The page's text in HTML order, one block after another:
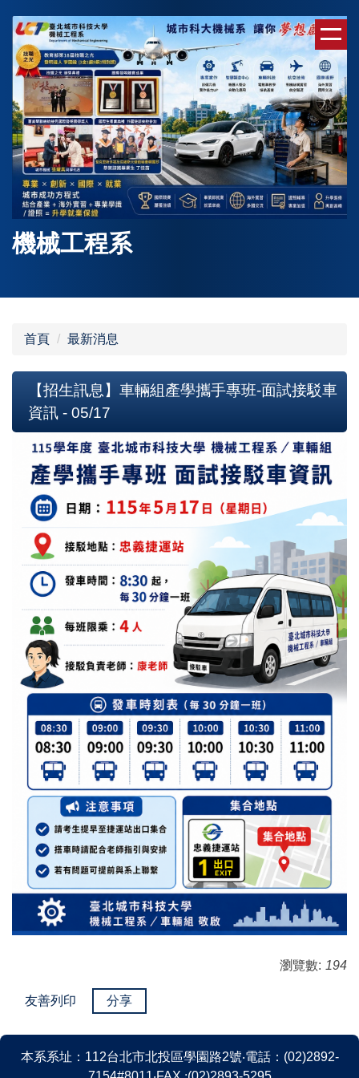
到
主
要
容
區
機械工程系
首頁 最新消息
【招生訊息】車輛組產學攜手專班-面試接駁車
資訊 - 05/17
瀏覽數: 194
友善列印 分享
本系系址 ： 112台北市北投區學園路2號‧電話： (02)2892-